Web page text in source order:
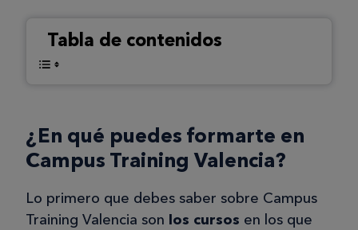
Tabla de contenidos
¿En qué puedes formarte en
Campus Training Valencia?
Lo primero que debes saber sobre Campus
Training Valencia son los cursos en los que